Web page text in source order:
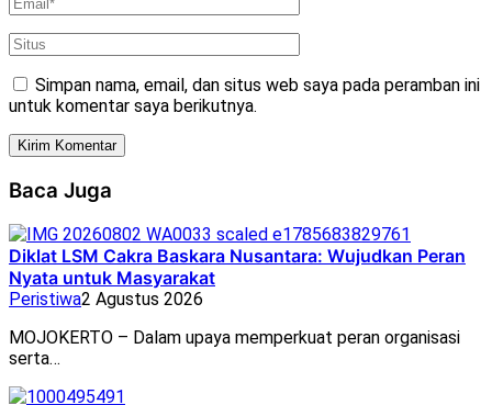
Simpan nama, email, dan situs web saya pada peramban ini
untuk komentar saya berikutnya.
Baca Juga
Diklat LSM Cakra Baskara Nusantara: Wujudkan Peran
Nyata untuk Masyarakat
Peristiwa2 Agustus 2026
MOJOKERTO – Dalam upaya memperkuat peran organisasi
serta…